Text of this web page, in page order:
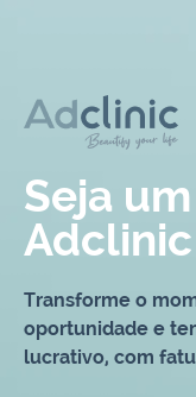
Seja
Transforme o
oportunidade e
lucrativo, com